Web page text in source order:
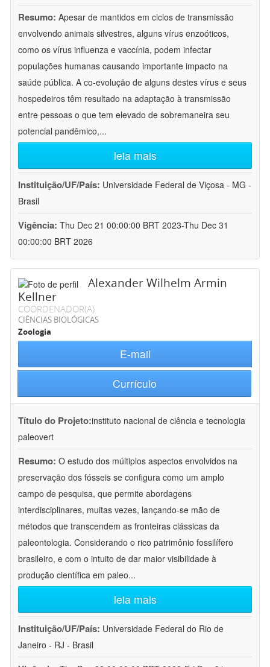
Resumo: Apesar de mantidos em ciclos de transmissão
envolvendo animais silvestres, alguns vírus enzoóticos,
como os vírus influenza e vaccínia, podem infectar
populações humanas causando importante impacto na
saúde pública. A co-evolução de alguns destes vírus e seus
hospedeiros têm resultado na adaptação à transmissão
entre pessoas o que tem elevado de sobremaneira seu
potencial pandêmico,...
leia mais
Instituição/UF/País: Universidade Federal de Viçosa - MG -
Brasil
Vigência: Thu Dec 21 00:00:00 BRT 2023-Thu Dec 31
00:00:00 BRT 2026
Alexander Wilhelm Armin
Kellner
COORDENADOR(A)
CIÊNCIAS BIOLÓGICAS
Zoologia
E-mail
Currículo
Título do Projeto:instituto nacional de ciência e tecnologia
paleovert
Resumo: O estudo dos múltiplos aspectos envolvidos na
preservação dos fósseis se configura como um amplo
campo de pesquisa, que permite abordagens
interdisciplinares, muitas vezes, lançando-se mão de
métodos que transcendem as fronteiras clássicas da
paleontologia. Considerando o rico patrimônio fossilífero
brasileiro, e com o intuito de dar maior visibilidade à
produção científica em paleo...
leia mais
Instituição/UF/País: Universidade Federal do Rio de
Janeiro - RJ - Brasil